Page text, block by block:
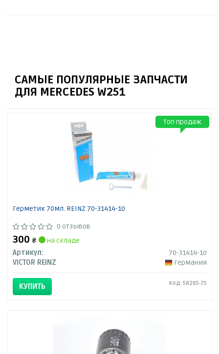
САМЫЕ ПОПУЛЯРНЫЕ ЗАПЧАСТИ
ДЛЯ MERCEDES W251
Герметик 70мл. REINZ 70-31414-10
0 отзывов
300 ₴
на складе
Артикул:
70-31414-10
VICTOR REINZ
Германия
КУПИТЬ Код: 58285-75
Топ продаж